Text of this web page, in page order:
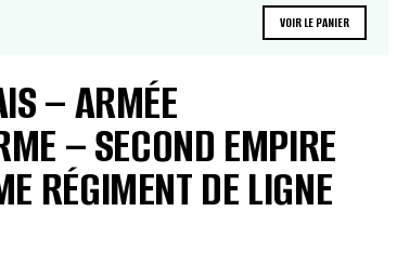
VOIR LE PANIER
– ARMÉE
– SECOND EMPIRE
RÉGIMENT DE LIGNE